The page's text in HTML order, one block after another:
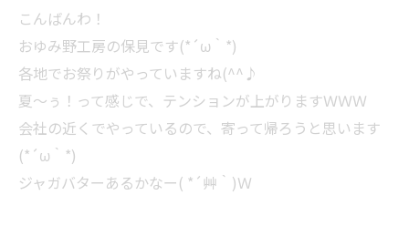
こんばんわ！
おゆみ野工房の保見です(*´ω｀*)
各地でお祭りがやっていますね(^^♪
夏～ぅ！って感じで、テンションが上がりますＷＷＷ
会社の近くでやっているので、寄って帰ろうと思います
(*´ω｀*)
ジャガバターあるかなー( *´艸｀)Ｗ